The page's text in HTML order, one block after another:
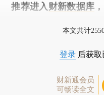
推荐进入 财新数据库
本文共计
登录 后获
财新通会员
可畅读全文